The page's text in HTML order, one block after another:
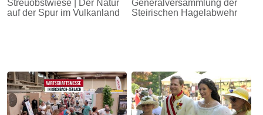
Streuobstwiese | Der Natur
auf der Spur im Vulkanland
Generalversammlung der
Steirischen Hagelabwehr